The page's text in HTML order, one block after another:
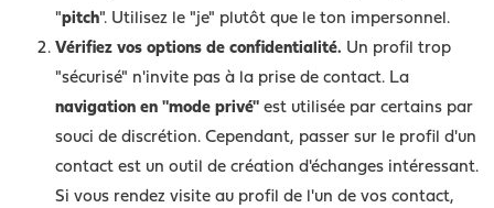
"pitch". Utilisez le "je" plutôt que le ton impersonnel.
Vérifiez vos options de confidentialité. Un profil trop
"sécurisé" n'invite pas à la prise de contact. La
navigation en "mode privé" est utilisée par certains par
souci de discrétion. Cependant, passer sur le profil d'un
contact est un outil de création d'échanges intéressant.
Si vous rendez visite au profil de l'un de vos contact,